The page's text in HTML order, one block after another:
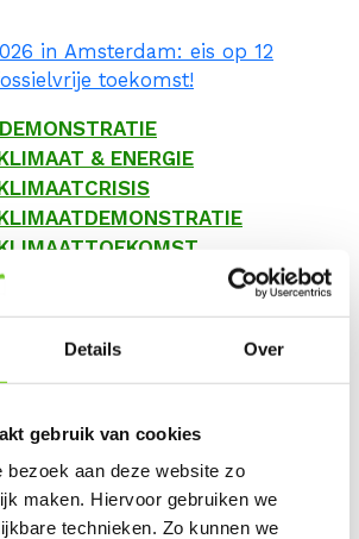
Details Over
gebruik van cookies
bezoek aan deze website zo
maken. Hiervoor gebruiken we
technieken. Zo kunnen we
DEMONSTRATIE
& ENERGIE
in Amsterdam: eis op 12
toekomst!
12 september mee de
Klimaatmars in Amsterdam en